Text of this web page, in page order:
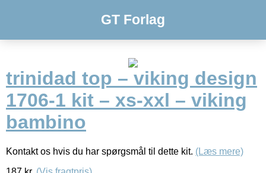
GT Forlag
trinidad top – viking design
1706-1 kit – xs-xxl – viking
bambino
Kontakt os hvis du har spørgsmål til dette kit. (Læs mere)